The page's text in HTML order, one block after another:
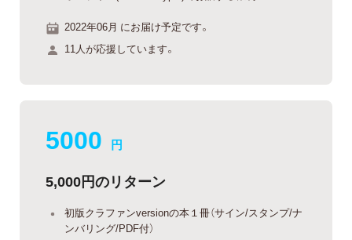
2022年06月 にお届け予定です。
11人が応援しています。
5000 円
5,000円のリターン
初版クラファンversionの本１冊（サイン/スタンプ/ナ
ンバリング/PDF付）